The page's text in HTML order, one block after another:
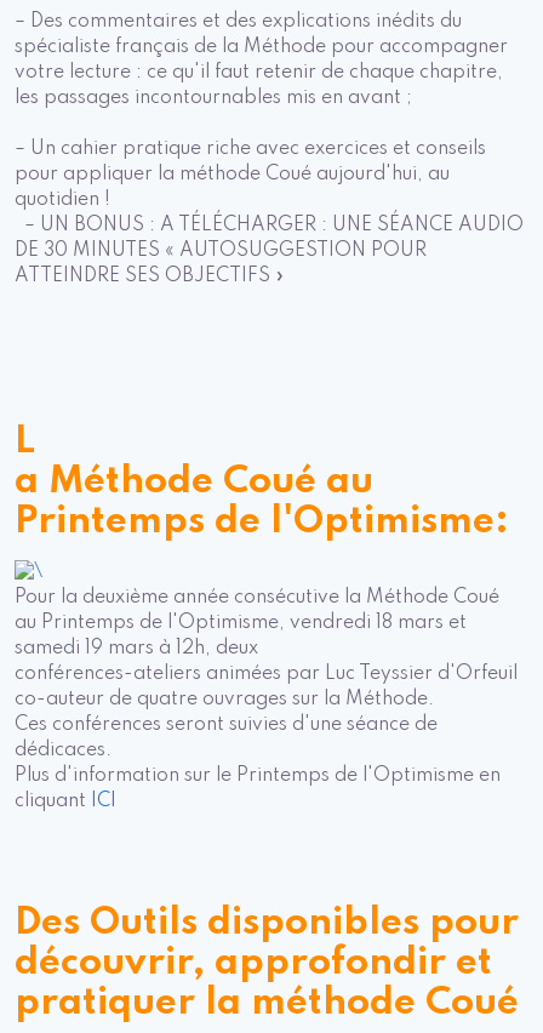
– Des commentaires et des explications inédits du
spécialiste français de la Méthode pour accompagner
votre lecture : ce qu'il faut retenir de chaque chapitre,
les passages incontournables mis en avant ;
– Un cahier pratique riche avec exercices et conseils
pour appliquer la méthode Coué aujourd'hui, au
quotidien !
– UN BONUS : A TÉLÉCHARGER : UNE SÉANCE AUDIO
DE 30 MINUTES « AUTOSUGGESTION POUR
ATTEINDRE SES OBJECTIFS »
L
a Méthode Coué au
Printemps de l'Optimisme:
Pour la deuxième année consécutive la Méthode Coué
au Printemps de l'Optimisme, vendredi 18 mars et
samedi 19 mars à 12h, deux
conférences-ateliers animées par Luc Teyssier d'Orfeuil
co-auteur de quatre ouvrages sur la Méthode.
Ces conférences seront suivies d'une séance de
dédicaces.
Plus d'information sur le Printemps de l'Optimisme en
cliquant
ICI
Des Outils disponibles pour
découvrir, approfondir et
pratiquer la méthode Coué